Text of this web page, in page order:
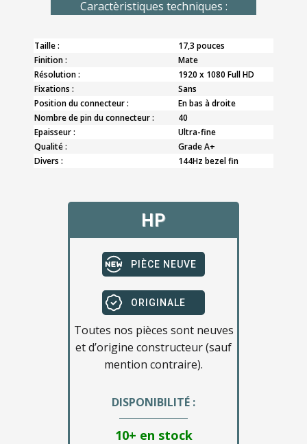
Caractèristiques techniques :
Taille :
17,3 pouces
Finition :
Mate
Résolution :
1920 x 1080 Full HD
Fixations :
Sans
Position du connecteur :
En bas à droite
Nombre de pin du connecteur :
40
Epaisseur :
Ultra-fine
Qualité :
Grade A+
Divers :
144Hz bezel fin
HP
PIÈCE NEUVE
ORIGINALE
Toutes nos pièces sont neuves
et d’origine constructeur (sauf
mention contraire).
DISPONIBILITÉ :
10+ en stock